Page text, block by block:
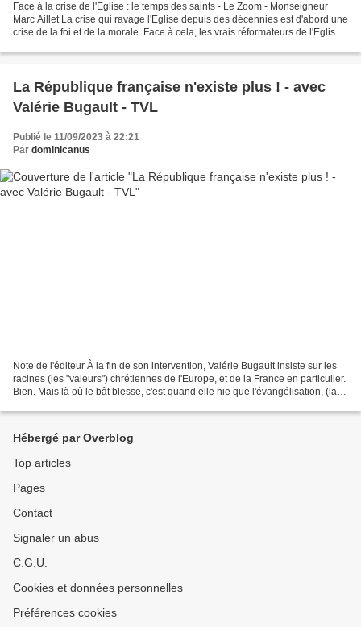
Face à la crise de l'Eglise : le temps des saints - Le Zoom - Monseigneur
Marc Aillet La crise qui ravage l'Eglise depuis des décennies est d'abord une
crise de la foi et de la morale. Face à cela, les vrais réformateurs de l'Eglise
La République française n'existe plus ! - avec
Valérie Bugault - TVL
Publié le 11/09/2023 à 22:21
Par dominicanus
Note de l'éditeur À la fin de son intervention, Valérie Bugault insiste sur les
racines (les "valeurs") chrétiennes de l'Europe, et de la France en particulier.
Bien. Mais là où le bât blesse, c'est quand elle nie que l'évangélisation, (la
Hébergé par Overblog
Top articles
Pages
Contact
Signaler un abus
C.G.U.
Cookies et données personnelles
Préférences cookies